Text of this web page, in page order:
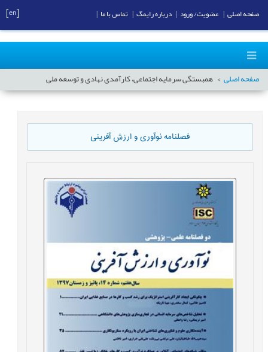
صفحه اصلی همبستگی سرمایه اجتماعی، کارآمدی نهادی و توسعه ملی
فصلنامه نوآوری و ارزش آفرینی
صفحه اصلی عضویت/ ورود درباره رایمگ تماس با ما